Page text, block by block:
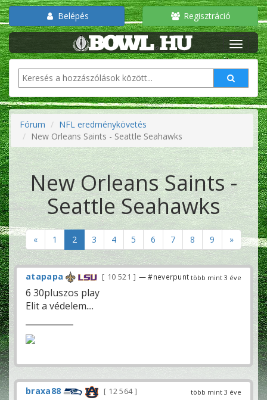
Belépés Regisztráció
Fórum
NFL eredménykövetés
New Orleans Saints - Seattle Seahawks
New Orleans Saints -
Seattle Seahawks
« 1 2 3 4 5 6 7 8 9 »
több mint 3 éve
atapapa 10 521 — #neverpunt
6 30pluszos play
Elit a védelem....
több mint 3 éve
braxa88 12 564